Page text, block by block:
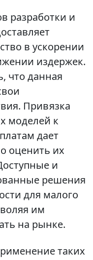
разработки и
в ускорении
издержек.
что данная
Привязка
моделей к
дает
оценить их
и
решения
для малого
им
на рынке.
таких